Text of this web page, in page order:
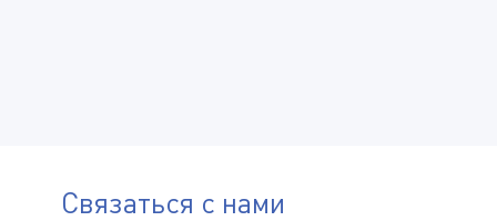
Связаться с нами